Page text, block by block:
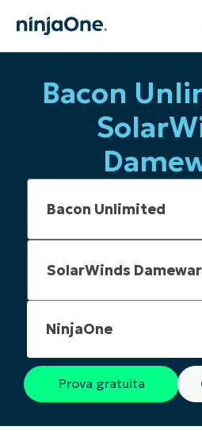
Bacon
NinjaOne
Prova gratuita